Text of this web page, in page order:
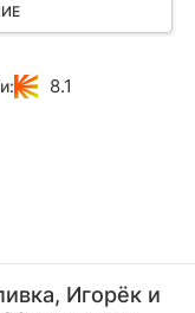
взгляд на
не слишком
любую ее
8.1
(завуч)Игорёк и